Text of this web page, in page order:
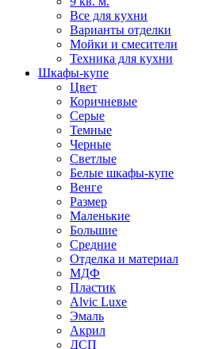
Все для кухни
Варианты отделки
Мойки и смесители
Техника для кухни
Шкафы-купе
Цвет
Коричневые
Серые
Темные
Черные
Светлые
Белые шкафы-купе
Венге
Размер
Маленькие
Большие
Средние
Отделка и материал
МДФ
Пластик
Alvic Luxe
Эмаль
Акрил
ДСП